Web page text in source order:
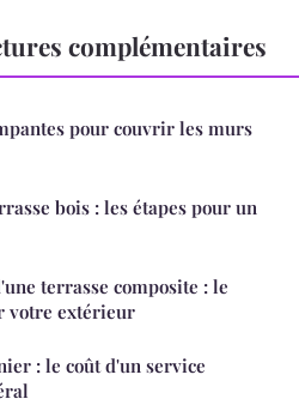
complémentaires
pour couvrir les murs
bois : les étapes pour un
terrasse composite : le
votre extérieur
: le coût d'un service